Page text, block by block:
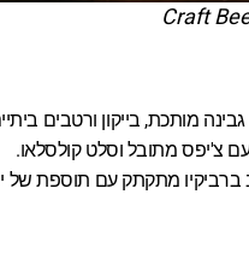
Craft
מותכת, בייקון ורטבים
צ'יפס מתובל וסלט קולסלאו.
ברביקיו מתקתק עם תוספת של